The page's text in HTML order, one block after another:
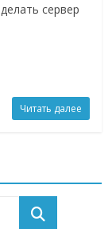
сервер
Читать далее